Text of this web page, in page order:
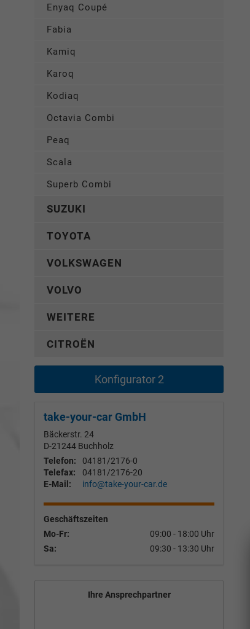
Enyaq Coupé
Fabia
Kamiq
Karoq
Kodiaq
Octavia Combi
Peaq
Scala
Superb Combi
SUZUKI
TOYOTA
VOLKSWAGEN
VOLVO
WEITERE
CITROËN
Konfigurator 2
take-your-car GmbH
Bäckerstr. 24
D-21244 Buchholz
Telefon:
04181/2176-0
Telefax:
04181/2176-20
E-Mail:
info@take-your-car.de
Geschäftszeiten
Mo-Fr:
09:00 - 18:00 Uhr
Sa:
09:30 - 13:30 Uhr
Ihre Ansprechpartner